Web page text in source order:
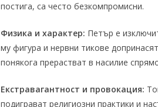
постига, са често безкомпромисни.
Физика и характер: Петър е
му фигура и нервни тикове
понякога прерастват в насилие
Екстравагантност и провокация:
подиграват религиозни практики и